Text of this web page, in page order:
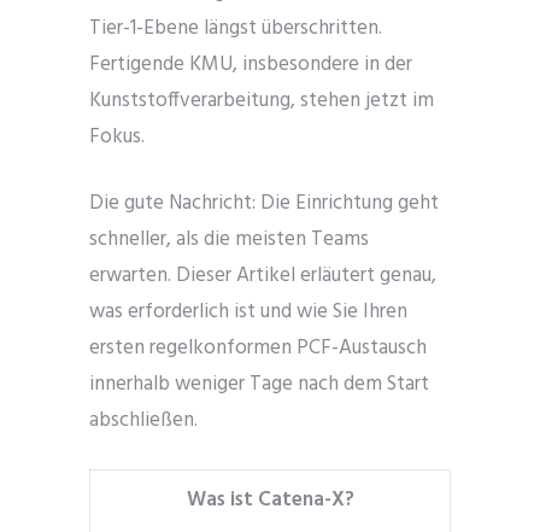
Tier-1-Ebene längst überschritten.
Fertigende KMU, insbesondere in der
Kunststoffverarbeitung, stehen jetzt im
Fokus.
Die gute Nachricht: Die Einrichtung geht
schneller, als die meisten Teams
erwarten. Dieser Artikel erläutert genau,
was erforderlich ist und wie Sie Ihren
ersten regelkonformen PCF-Austausch
innerhalb weniger Tage nach dem Start
abschließen.
Was ist Catena-X?